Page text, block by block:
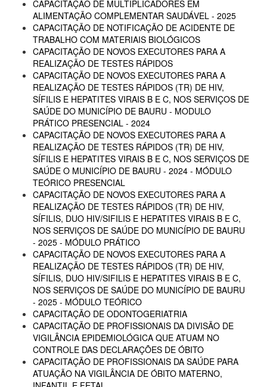
CAPACITAÇÃO DE MULTIPLICADORES EM
ALIMENTAÇÃO COMPLEMENTAR SAUDÁVEL - 2025
CAPACITAÇÃO DE NOTIFICAÇÃO DE ACIDENTE DE
TRABALHO COM MATERIAIS BIOLÓGICOS
CAPACITAÇÃO DE NOVOS EXECUTORES PARA A
REALIZAÇÃO DE TESTES RÁPIDOS
CAPACITAÇÃO DE NOVOS EXECUTORES PARA A
REALIZAÇÃO DE TESTES RÁPIDOS (TR) DE HIV,
SÍFILIS E HEPATITES VIRAIS B E C, NOS SERVIÇOS DE
SAÚDE DO MUNICÍPIO DE BAURU - MODULO
PRÁTICO PRESENCIAL - 2024
CAPACITAÇÃO DE NOVOS EXECUTORES PARA A
REALIZAÇÃO DE TESTES RÁPIDOS (TR) DE HIV,
SÍFILIS E HEPATITES VIRAIS B E C, NOS SERVIÇOS DE
SAÚDE O MUNICÍPIO DE BAURU - 2024 - MÓDULO
TEÓRICO PRESENCIAL
CAPACITAÇÃO DE NOVOS EXECUTORES PARA A
REALIZAÇÃO DE TESTES RÁPIDOS (TR) DE HIV,
SÍFILIS, DUO HIV/SIFILIS E HEPATITES VIRAIS B E C,
NOS SERVIÇOS DE SAÚDE DO MUNICÍPIO DE BAURU
- 2025 - MÓDULO PRÁTICO
CAPACITAÇÃO DE NOVOS EXECUTORES PARA A
REALIZAÇÃO DE TESTES RÁPIDOS (TR) DE HIV,
SÍFILIS, DUO HIV/SIFILIS E HEPATITES VIRAIS B E C,
NOS SERVIÇOS DE SAÚDE DO MUNICÍPIO DE BAURU
- 2025 - MÓDULO TEÓRICO
CAPACITAÇÃO DE ODONTOGERIATRIA
CAPACITAÇÃO DE PROFISSIONAIS DA DIVISÃO DE
VIGILÂNCIA EPIDEMIOLÓGICA QUE ATUAM NO
CONTROLE DAS DECLARAÇÕES DE ÓBITO
CAPACITAÇÃO DE PROFISSIONAIS DA SAÚDE PARA
ATUAÇÃO NA VIGILÂNCIA DE ÓBITO MATERNO,